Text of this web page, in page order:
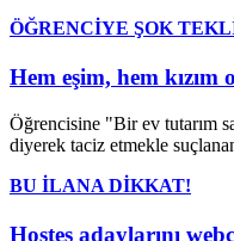
ÖĞRENCİYE ŞOK
Hem eşim, hem kızım
Öğrencisine "Bir ev tutarım
diyerek taciz etmekle
BU İLANA DİKKAT!
Hostes adaylarını